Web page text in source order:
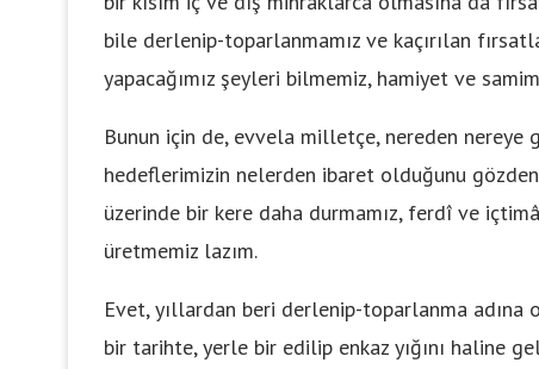
bile derlenip-toparlanmamız ve kaçırılan
yapacağımız şeyleri bilmemiz, hamiyet ve
Bunun için de, evvela milletçe, nereden nereye
hedeflerimizin nelerden ibaret olduğunu
üzerinde bir kere daha durmamız, ferdî ve
üretmemiz lazım.
Evet, yıllardan beri derlenip-toparlanma adına
bir tarihte, yerle bir edilip enkaz yığını haline